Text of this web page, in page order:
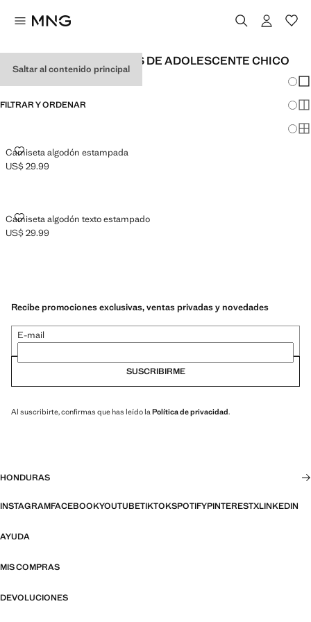
Saltar al contenido principal
CAMISETAS ESTAMPADAS DE ADOLESCENTE CHICO
FILTRAR Y ORDENAR
Camiseta algodón estampada
CAMISETA ALGODÓN ESTAMPADA
Precio actual [US$ 29.99 ]
US$ 29.99
Camiseta algodón texto estampado
CAMISETA ALGODÓN TEXTO ESTAMPADO
Precio actual [US$ 29.99 ]
US$ 29.99
Recibe promociones exclusivas, ventas privadas y novedades
E-mail
SUSCRIBIRME
Al suscribirte, confirmas que has leído la Política de privacidad.
HONDURAS
INSTAGRAMFACEBOOKYOUTUBETIKTOKSPOTIFYPINTERESTXLINKEDIN
AYUDA
MIS COMPRAS
DEVOLUCIONES